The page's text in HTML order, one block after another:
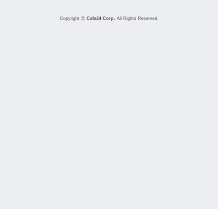
Copyright ⓒ Cafe24 Corp. All Rights Reserved.